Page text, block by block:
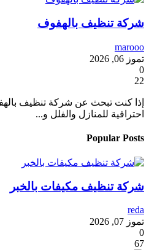
شركة تنظيف بالهفوف
marooo
تموز 06, 2026
0
22
إذا كنت تبحث عن شركة تنظيف
احترافية للمنازل والفلل و...
Popular Posts
شركة تنظيف مكيفات بالخبر
reda
تموز 07, 2026
0
67